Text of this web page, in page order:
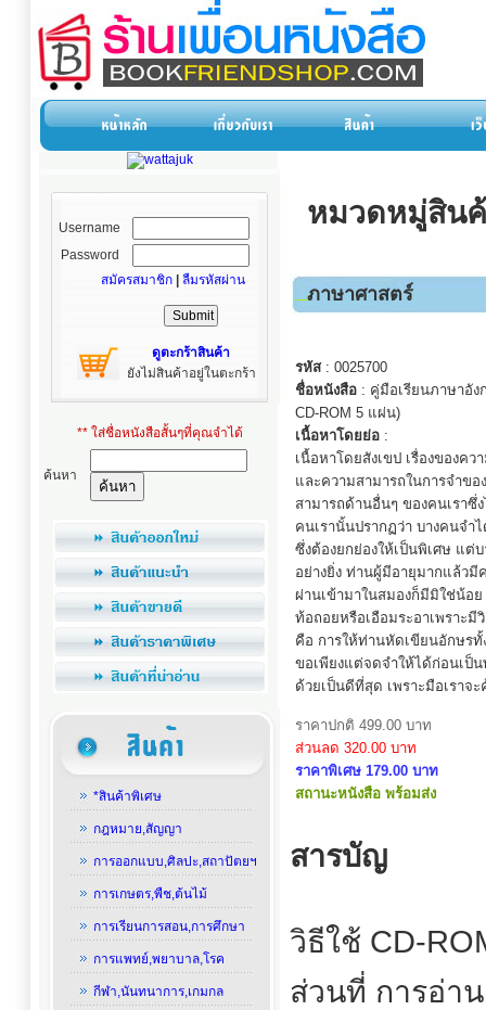
Username
Password
สมัครสมาชิก
ลืมรหัสผ่าน
ดูตะกร้าสินค้า
ยังไม่สินค้าอยู่ในตะกร้า
** ใส่ชื่อหนังสือสั้นๆที่คุณจำได้
ค้นหา
*สินค้าพิเศษ
กฎหมาย,สัญญา
การออกแบบ,ศิลปะ,สถาปัตยฯ
การเกษตร,พืช,ต้นไม้
การเรียนการสอน,การศึกษา
การแพทย์,พยาบาล,โรค
กีฬา,นันทนาการ,เกมกล
หมวดหมู่สิน
ภาษาศาสตร์
รหัส: 0025700
ชื่อหนังสือ : คู่มือเรียนภาษาอั
CD-ROM 5 แผ่น)
เนื้อหาโดยย่อ :
เนื้อหาโดยสังเขป เรื่องของค
และความสามารถในการจำข
สามารถด้านอื่นๆ ของคนเราซึ่
คนเรานั้นปรากฏว่า บางคนจำ
ซึ่งต้องยกย่องให้เป็นพิเศษ แต่
อย่างยิ่ง ท่านผู้มีอายุมากแล้วมี
ผ่านเข้ามาในสมองก็มีมิใช่น้อ
ท้อถอยหรือเอือมระอาเพราะ
คือ การให้ท่านหัดเขียนอักษรทั้
ขอเพียงแต่จดจำให้ได้ก่อนเป็
ด้วยเป็นดีที่สุด เพราะมือเราจะ
ราคาปกติ 499.00 บาท
ส่วนลด 320.00 บาท
ราคาพิเศษ 179.00 บาท
สถานะหนังสือ พร้อมส่ง
สารบัญ
วิธีใช้ CD-
ส่วนที่ การอ่า